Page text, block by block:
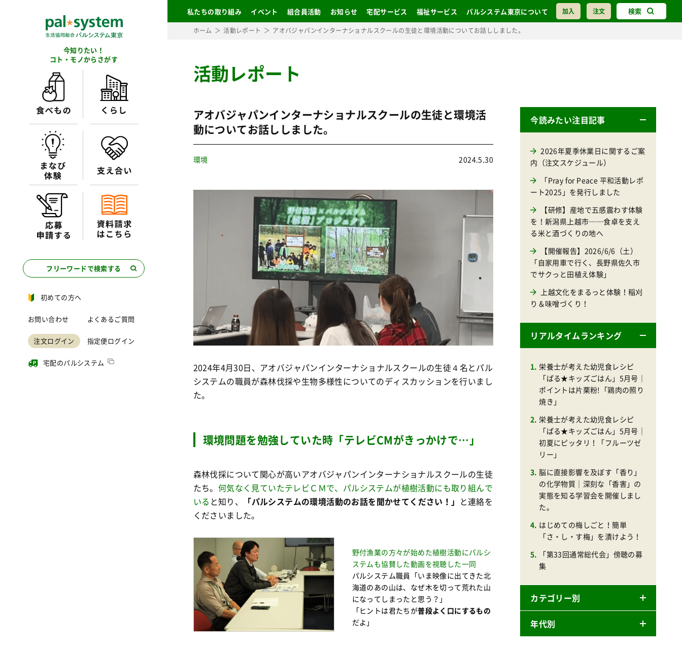
加入 注文 検索
私たちの取り組み イベント 組合員活動 お知らせ 宅配サービス 福祉サービス パルシステム東京について
今知りたい！
コト・モノからさがす
フリーワードで検索する
初めての方へ
お問い合わせ よくあるご質問
注文ログイン 指定便ログイン
宅配のパルシステム
ホーム 活動レポート アオバジャパンインターナショナルスクールの生徒と環境活動についてお話ししました。
活動レポート
アオバジャパンインターナショナルスクールの生徒と環境活
動についてお話ししました。
環境 2024.5.30
2024年4月30日、アオバジャパンインターナショナルスクールの生徒４名とパル
システムの職員が森林伐採や生物多様性についてのディスカッションを行いまし
た。
環境問題を勉強していた時「テレビCMがきっかけで…」
森林伐採について関心が高いアオバジャパンインターナショナルスクールの生徒
たち。 何気なく見ていたテレビＣＭで、パルシステムが植樹活動にも取り組んで
いる と知り、 「パルシステムの環境活動のお話を聞かせてください！」 と連絡を
くださいました。
野付漁業の方々が始めた植樹活動にパルシ
ステムも協賛した動画を視聴した一同
パルシステム職員「いま映像に出てきた北
海道のあの山は、なぜ木を切って荒れた山
になってしまったと思う？」
「ヒントは君たちが普段よく口にするもの
だよ」
今読みたい注目記事
2026年夏季休業日に関するご案
内（注文スケジュール）
「Pray for Peace 平和活動レポ
ート2025」を発行しました
【研修】産地で五感震わす体験
を！新潟県上越市──食卓を支え
る米と酒づくりの地へ
【開催報告】2026/6/6（土）
「自家用車で行く、長野県佐久市
でサクっと田植え体験」
上越文化をまるっと体験！稲刈
り＆味噌づくり！
リアルタイムランキング
栄養士が考えた幼児食レシピ
「ぱる★キッズごはん」5月号｜
ポイントは片栗粉!「鶏肉の照り
焼き」
栄養士が考えた幼児食レシピ
「ぱる★キッズごはん」5月号｜
初夏にピッタリ！「フルーツゼ
リー」
脳に直接影響を及ぼす「香り」
の化学物質｜深刻な「香害」の
実態を知る学習会を開催しまし
た。
はじめての梅しごと！簡単
「さ・し・す梅」を漬けよう！
「第33回通常総代会」傍聴の募
集
カテゴリー別
ニュースリリース
年代別